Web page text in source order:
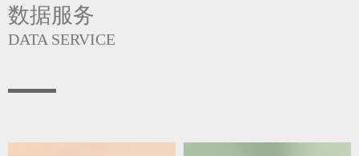
数据服务
DATA SERVICE